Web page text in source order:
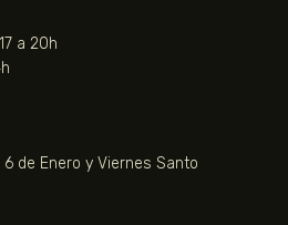
a 20h
de Enero y Viernes Santo